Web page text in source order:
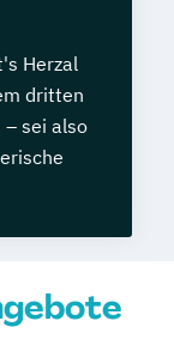
Herzal
dritten
sei also